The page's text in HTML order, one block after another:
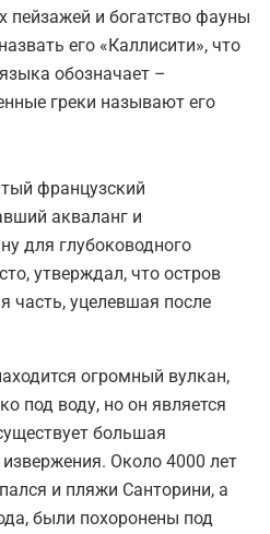
пейзажей и богатство фауны
его «Каллисити», что
обозначает –
греки называют его
французский
акваланг и
для глубоководного
утверждал, что остров
часть, уцелевшая после
огромный вулкан,
под воду, но он является
большая
Около 4000 лет
и пляжи Санторини, а
были похоронены под